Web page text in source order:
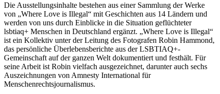
Die Ausstellungsinhalte bestehen aus einer Sammlung der Werke
von „Where Love is Illegal“ mit Geschichten aus 14 Ländern und
werden von uns durch Einblicke in die Situation geflüchteter
lsbtiaq+ Menschen in Deutschland ergänzt. „Where Love is Illegal“
ist ein Kollektiv unter der Leitung des Fotografen Robin Hammond,
das persönliche Überlebensberichte aus der LSBTIAQ+-
Gemeinschaft auf der ganzen Welt dokumentiert und festhält. Für
seine Arbeit ist Robin vielfach ausgezeichnet, darunter auch sechs
Auszeichnungen von Amnesty International für
Menschenrechtsjournalismus.